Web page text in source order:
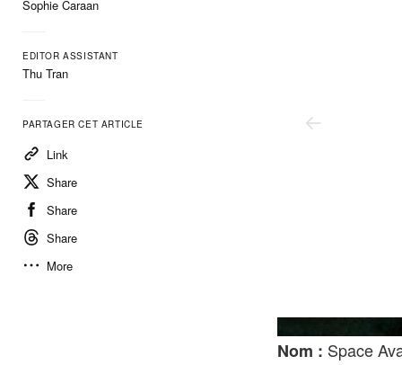
Sophie Caraan
EDITOR ASSISTANT
Thu Tran
PARTAGER CET ARTICLE
Link
Share
Share
Share
More
Nom : Space